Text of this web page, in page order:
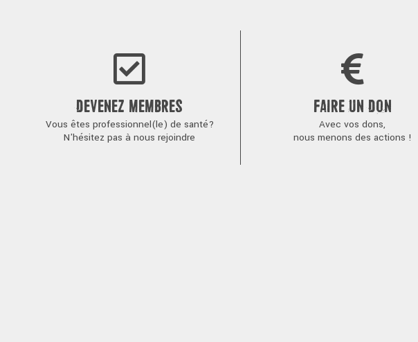
DEVENEZ MEMBRES
Vous êtes professionnel(le) de santé?
N'hésitez pas à nous rejoindre
FAIRE UN DON
Avec vos dons,
nous menons des actions !